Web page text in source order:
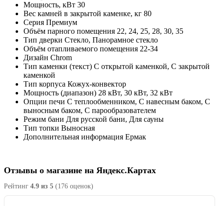
Мощность, кВт 30
Вес камней в закрытой каменке, кг 80
Серия Премиум
Объём парного помещения 22, 24, 25, 28, 30, 35
Тип дверки Стекло, Панорамное стекло
Объём отапливаемого помещения 22-34
Дизайн Chrom
Тип каменки (текст) С открытой каменкой, С закрытой
каменкой
Тип корпуса Кожух-конвектор
Мощность (диапазон) 28 кВт, 30 кВт, 32 кВт
Опции печи С теплообменником, С навесным баком, С
выносным баком, С парообразователем
Режим бани Для русской бани, Для сауны
Тип топки Выносная
Дополнительная информация Ермак
Отзывы о магазине на Яндекс.Картах
Рейтинг 4.9 из 5 (176 оценок)